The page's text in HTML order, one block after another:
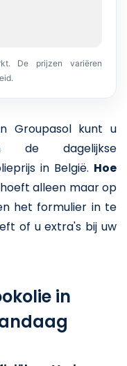
De prijzen variëren
Groupasol kunt u
de dagelijkse
in België. Hoe
alleen maar op
het formulier in te
of u extra's bij uw
in